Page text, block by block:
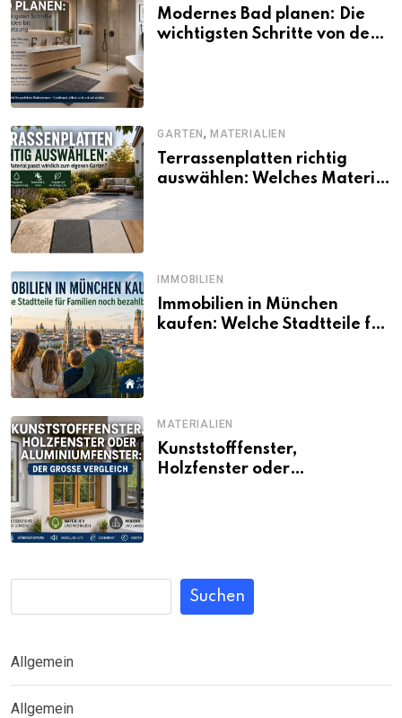
Modernes Bad planen: Die
wichtigsten Schritte von der
GARTEN,MATERIALIEN
Terrassenplatten richtig
auswählen: Welches Material
IMMOBILIEN
Immobilien in München
kaufen: Welche Stadtteile für
MATERIALIEN
Kunststofffenster,
Holzfenster oder
Suchen
Allgemein
Allgemein